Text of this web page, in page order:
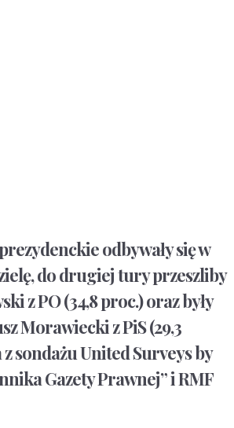
odbywały się w
do drugiej tury przeszliby
z PO (34,8 proc.) oraz były
Morawiecki z PiS (29,3
sondażu United Surveys by
Gazety Prawnej” i RMF